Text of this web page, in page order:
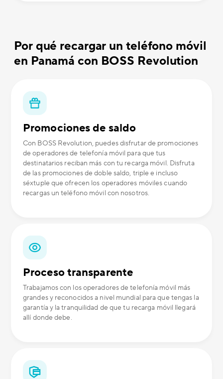
Por qué recargar un teléfono móvil
en Panamá con BOSS Revolution
Promociones de saldo
Con BOSS Revolution, puedes disfrutar de promociones
de operadores de telefonía móvil para que tus
destinatarios reciban más con tu recarga móvil. Disfruta
de las promociones de doble saldo, triple e incluso
séxtuple que ofrecen los operadores móviles cuando
recargas un teléfono móvil con nosotros.
Proceso transparente
Trabajamos con los operadores de telefonía móvil más
grandes y reconocidos a nivel mundial para que tengas la
garantía y la tranquilidad de que tu recarga móvil llegará
allí donde debe.